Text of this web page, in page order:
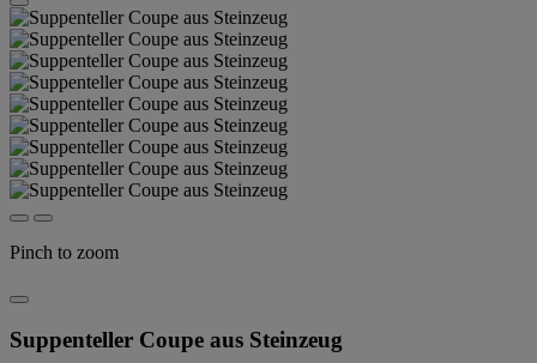
Pinch to zoom
Suppenteller Coupe aus Steinzeug